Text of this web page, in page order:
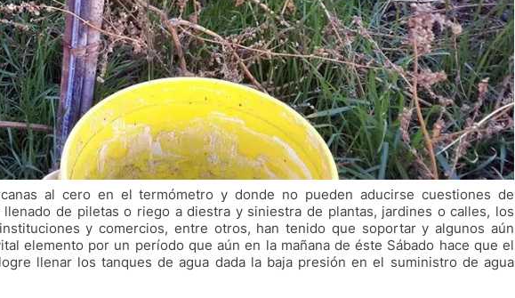
al cero en el termómetro y donde no pueden aducirse cuestiones de
de piletas o riego a diestra y siniestra de plantas, jardines o calles, los
y comercios, entre otros, han tenido que soportar y algunos aún
elemento por un período que aún en la mañana de éste Sábado hace que el
llenar los tanques de agua dada la baja presión en el suministro de agua